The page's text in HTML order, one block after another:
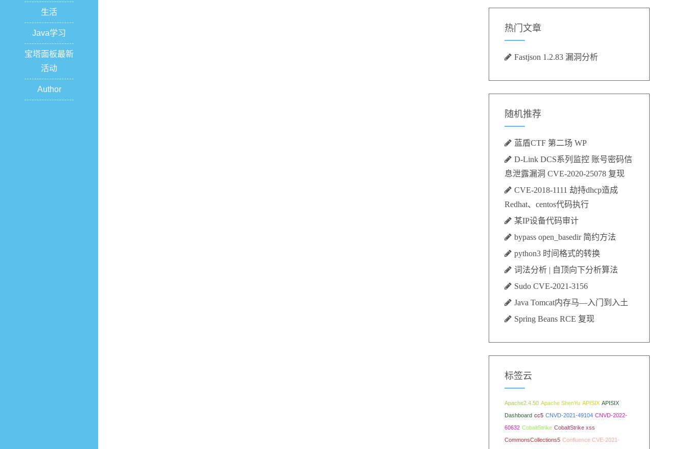
生活
Java学习
宝塔面板最新
活动
Author
热门文章
Fastjson 1.2.83 漏洞分析
随机推荐
蓝盾CTF 第二场 WP
D-Link DCS系列监控 账号密码信
息泄露漏洞 CVE-2020-25078 复现
CVE-2018-1111 劫持dhcp造成
Redhat、centos代码执行
某IP设备代码审计
bypass open_basedir 简约方法
python3 时间格式的转换
词法分析 | 自顶向下分析算法
Sudo CVE-2021-3156
Java Tomcat内存马—入门到入土
Spring Beans RCE 复现
标签云
Apache2.4.50 Apache ShenYu APISIX APISIX
Dashboard cc5 CNVD-2021-49104 CNVD-2022-
60632 CobaltStrike CobaltStrike xss
CommonsCollections5 Confluence CVE-2021-